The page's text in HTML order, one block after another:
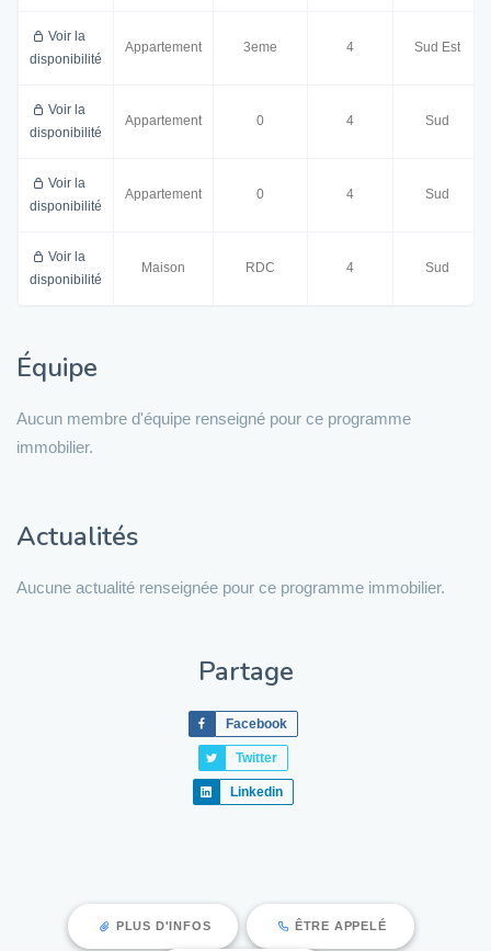
Voir la
disponibilité
Appartement 3eme 4 Sud Est
Voir la
disponibilité
Appartement 0 4 Sud
Voir la
disponibilité
Appartement 0 4 Sud
Voir la
disponibilité
Maison RDC 4 Sud
Équipe
Aucun membre d'équipe renseigné pour ce programme
immobilier.
Actualités
Aucune actualité renseignée pour ce programme immobilier.
Partage
Facebook
Twitter
Linkedin
PLUS D'INFOS ÊTRE APPELÉ